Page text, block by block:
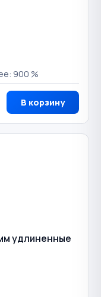
900 %
В корзину
удлиненные